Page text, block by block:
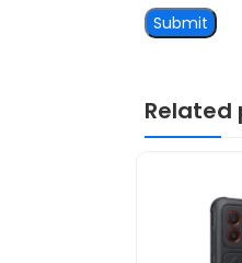
Related